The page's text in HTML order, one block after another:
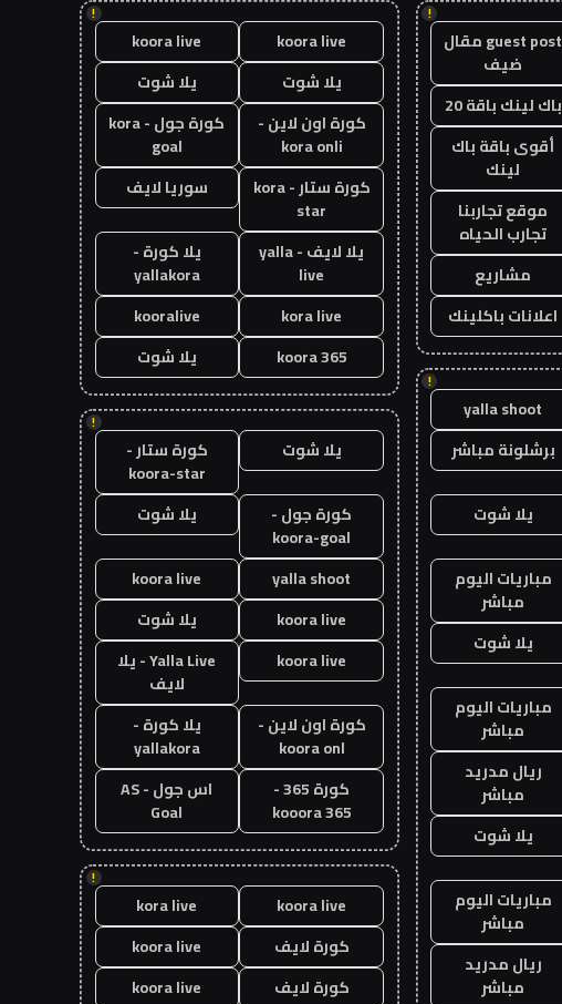
!
guest post مقال
ضيف
باك لينك باقة 20
أقوى باقة باك
لينك
موقع تجاربنا
تجارب الحياه
مشاريع
اعلانات باكلينك
!
yalla shoot
برشلونة مباشر
يلا شوت
مباريات اليوم
مباشر
يلا شوت
مباريات اليوم
مباشر
ريال مدريد
مباشر
يلا شوت
مباريات اليوم
مباشر
ريال مدريد
مباشر
!
koora live
koora live
يلا شوت
يلا شوت
كورة اون لاين -
kora onli
كورة جول - kora
goal
كورة ستار - kora
star
سوريا لايف
يلا لايف - yalla
live
يلا كورة -
yallakora
kora live
kooralive
koora 365
يلا شوت
!
يلا شوت
كورة ستار -
koora-star
كورة جول -
koora-goal
يلا شوت
yalla shoot
koora live
koora live
يلا شوت
koora live
Yalla Live - يلا
لايف
كورة اون لاين -
koora onl
يلا كورة -
yallakora
كورة 365 -
kooora 365
اس جول - AS
Goal
!
koora live
kora live
كورة لايف
koora live
كورة لايف
koora live